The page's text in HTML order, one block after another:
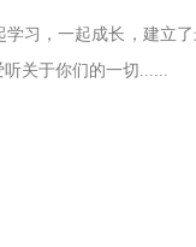
习，一起成长，建立
关于你们的一切 ......